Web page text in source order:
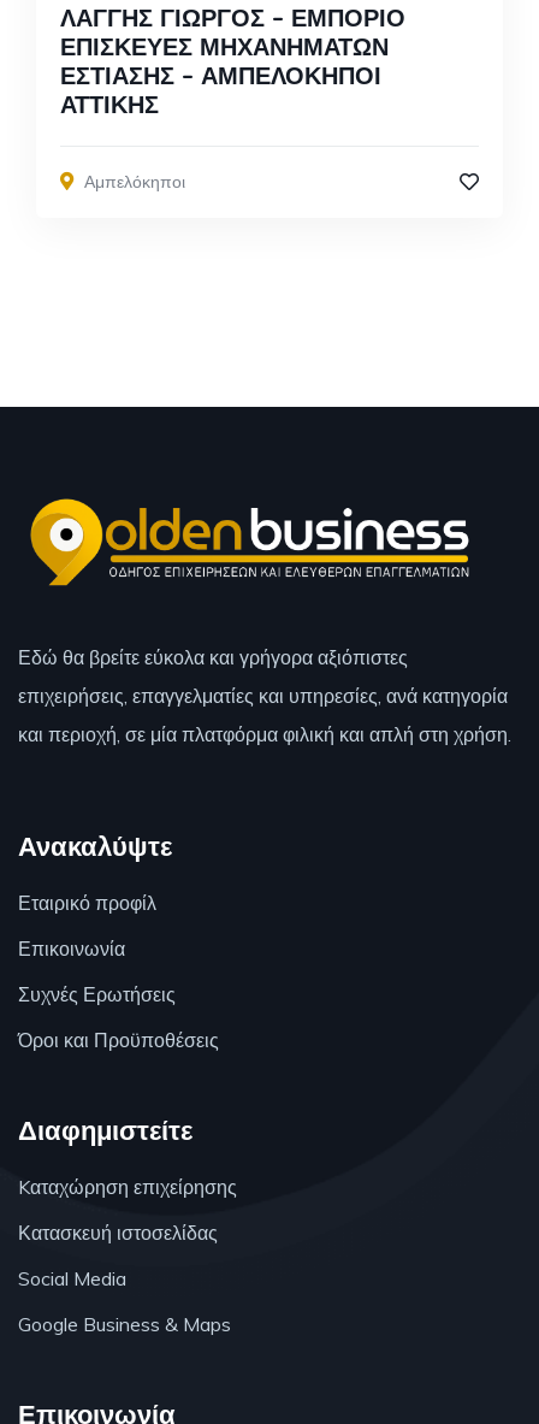
ΛΑΓΓΗΣ ΓΙΩΡΓΟΣ – ΕΜΠΟΡΙΟ
ΕΠΙΣΚΕΥΕΣ ΜΗΧΑΝΗΜΑΤΩΝ
ΕΣΤΙΑΣΗΣ – ΑΜΠΕΛΟΚΗΠΟΙ
ΑΤΤΙΚΗΣ
Αμπελόκηποι
Εδώ θα βρείτε εύκολα και γρήγορα αξιόπιστες
επιχειρήσεις, επαγγελματίες και υπηρεσίες, ανά κατηγορία
και περιοχή, σε μία πλατφόρμα φιλική και απλή στη χρήση.
Ανακαλύψτε
Εταιρικό προφίλ
Επικοινωνία
Συχνές Ερωτήσεις
Όροι και Προϋποθέσεις
Διαφημιστείτε
Kαταχώρηση επιχείρησης
Κατασκευή ιστοσελίδας
Social Media
Google Business & Maps
Επικοινωνία